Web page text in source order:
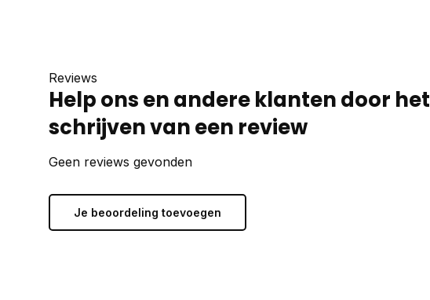
Reviews
Help ons en andere klanten door het
schrijven van een review
Geen reviews gevonden
Je beoordeling toevoegen